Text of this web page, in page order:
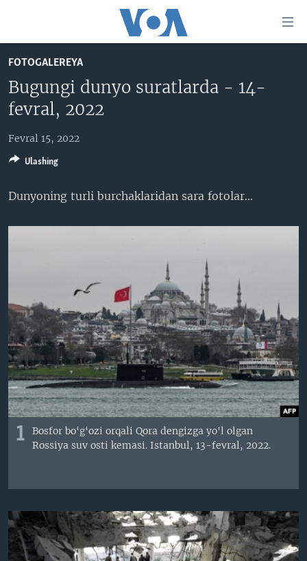
boring
Boshiga
Qidiruvga
o'ting
AMERIKA
MARKAZIY OSIYO
XALQARO
MULTIMEDIA
MOBIL-SALOM!
VIDEO
XABARLAR SURATLARDA
INSTAGRAM
ODNOKLASSNIKI
TELEGRAM
TWITTER
SOUNDCLOUD
Learning English
VOA
FOTOGALEREYA
Bugungi dunyo suratlarda - 14-
fevral, 2022
Fevral 15, 2022
Dunyoning turli burchaklaridan sara fotolar​...
1
Bosfor bo‘g‘ozi orqali Qora dengizga yo'l olgan
Rossiya suv osti kemasi. Istanbul, 13-fevral, 2022.
Ulashing